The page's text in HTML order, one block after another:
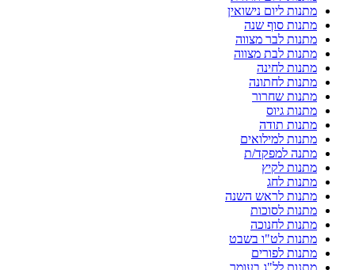
מתנות ליום נישואין
מתנות סוף שנה
מתנות לבר מצווה
מתנות לבת מצווה
מתנות לחינה
מתנות לחתונה
מתנות שחרור
מתנות גיוס
מתנות תודה
מתנות למילואים
מתנה למפקד/ת
מתנות לקיץ
מתנות לחג
מתנות לראש השנה
מתנות לסוכות
מתנות לחנוכה
מתנות לט"ו בשבט
מתנות לפורים
מתנות לל"ג בעומר